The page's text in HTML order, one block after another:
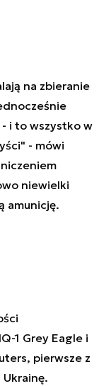
na zbieranie
i to wszystko w
- mówi
niewielki
amunicję.
1 Grey Eagle i
pierwsze z